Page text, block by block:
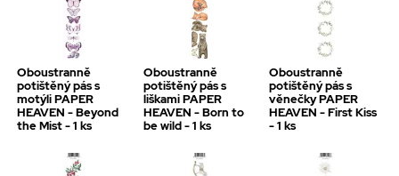
Oboustranně
potištěný pás s
motýli PAPER
HEAVEN - Beyond
the Mist - 1 ks
Oboustranně
potištěný pás s
liškami PAPER
HEAVEN - Born to
be wild - 1 ks
Oboustranně
potištěný pás s
věnečky PAPER
HEAVEN - First Kiss
- 1 ks